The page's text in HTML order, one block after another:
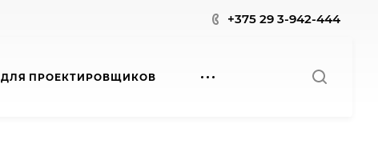
+375 29 3-942-444
ДЛЯ ПРОЕКТИРОВЩИКОВ